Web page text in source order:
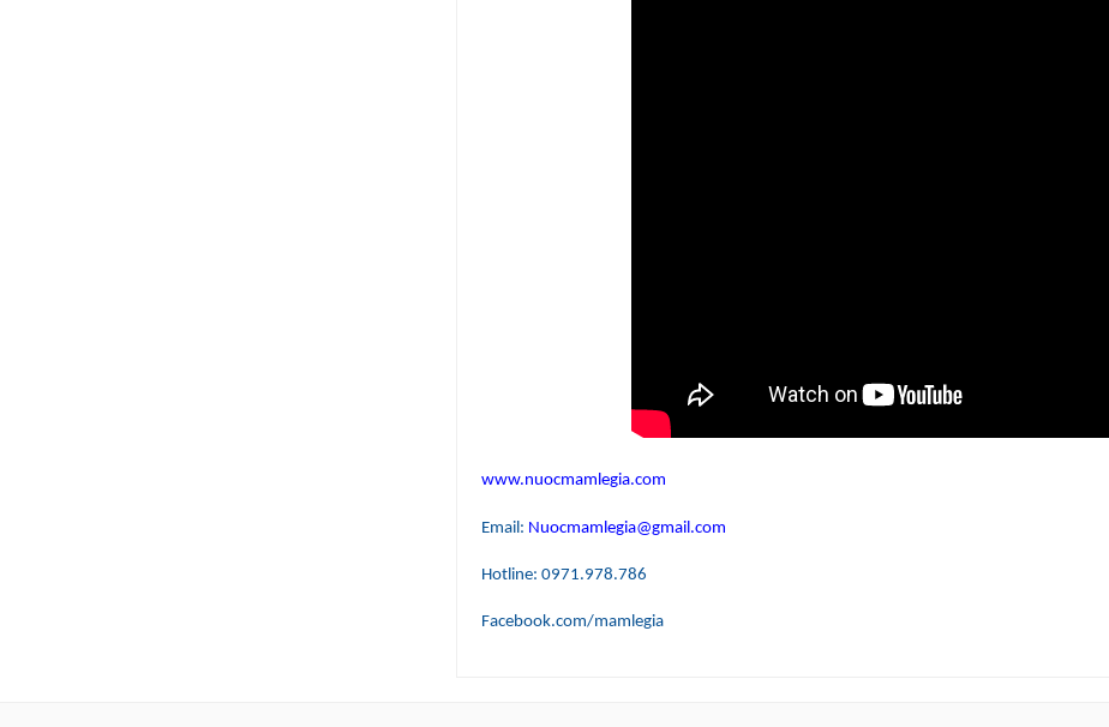
www.nuocmamlegia.com
Email: Nuocmamlegia@gmail.com
Hotline: 0971.978.786
Facebook.com/mamlegia